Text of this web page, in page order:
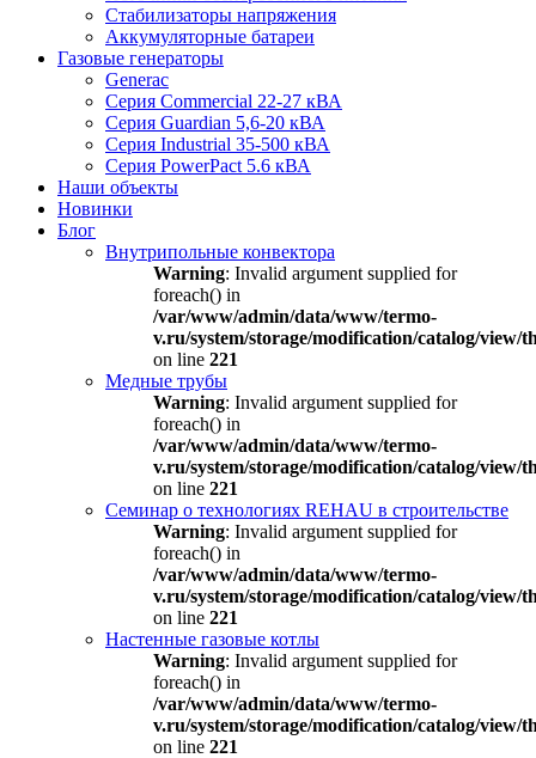
Стабилизаторы напряжения
Аккумуляторные батареи
Газовые генераторы
Generac
Серия Commercial 22-27 кВА
Серия Guardian 5,6-20 кВА
Серия Industrial 35-500 кВА
Серия PowerPact 5.6 кВА
Наши объекты
Новинки
Блог
Внутрипольные конвектора
Warning: Invalid argument supplied for
foreach() in
/var/www/admin/data/www/termo-
v.ru/system/storage/modification/catalog/view/
on line 221
Медные трубы
Warning: Invalid argument supplied for
foreach() in
/var/www/admin/data/www/termo-
v.ru/system/storage/modification/catalog/view/
on line 221
Семинар о технологиях REHAU в строительстве
Warning: Invalid argument supplied for
foreach() in
/var/www/admin/data/www/termo-
v.ru/system/storage/modification/catalog/view/
on line 221
Настенные газовые котлы
Warning: Invalid argument supplied for
foreach() in
/var/www/admin/data/www/termo-
v.ru/system/storage/modification/catalog/view/
on line 221